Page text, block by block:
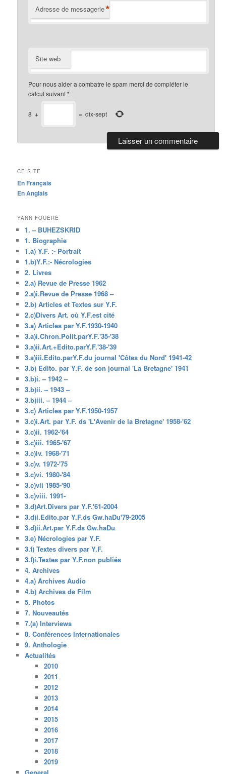
Adresse de messagerie*
Site web
Pour nous aider a combatre le spam merci de compléter le
calcul suivant*
8 + = dix-sept
CE SITE
En Français
En Anglais
YANN FOUÉRÉ
1. – BUHEZSKRID
1. Biographie
1.a) Y.F. :- Portrait
1.b)Y.F.:- Nécrologies
2. Livres
2.a) Revue de Presse 1962
2.a)i.Revue de Presse 1968 –
2.b) Articles et Textes sur Y.F.
2.c)Divers Art. où Y.F.est cité
3.a) Articles par Y.F.1930-1940
3.a)i.Chron.Polit.parY.F.'35-'38
3.a)ii.Art.+Edito.parY.F.'38-'39
3.a)iii.Edito.parY.F.du journal 'Côtes du Nord' 1941-42
3.b) Edito. par Y.F. de son journal 'La Bretagne' 1941
3.b)i. – 1942 –
3.b)ii. – 1943 –
3.b)iii. – 1944 –
3.c) Articles par Y.F.1950-1957
3.c)i.Art. par Y.F. ds 'L'Avenir de la Bretagne' 1958-'62
3.c)ii. 1962-'64
3.c)iii. 1965-'67
3.c)iv. 1968-'71
3.c)v. 1972-'75
3.c)vi. 1980-'84
3.c)vii 1985-'90
3.c)viii. 1991-
3.d)Art.Divers par Y.F.'61-2004
3.d)i.Edito.par Y.F.ds Gw.haDu'79-2005
3.d)ii.Art.par Y.F.ds Gw.haDu
3.e) Nécrologies par Y.F.
3.f) Textes divers par Y.F.
3.f)i.Textes par Y.F.non publiés
4. Archives
4.a) Archives Audio
4.b) Archives de Film
5. Photos
7. Nouveautés
7.(a) Interviews
8. Conférences Internationales
9. Anthologie
Actualités
2010
2011
2012
2013
2014
2015
2016
2017
2018
2019